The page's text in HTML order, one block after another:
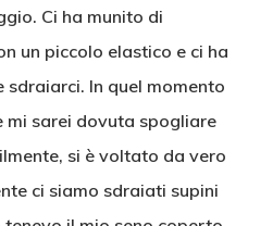
Ci ha munito di
un piccolo elastico e ci ha
In quel momento
mi sarei dovuta spogliare
si è voltato da vero
ci siamo sdraiati supini